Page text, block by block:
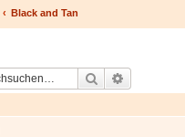
Black and Tan
Suche